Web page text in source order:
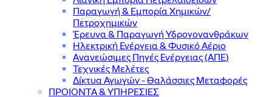
Παραγωγή & Εμπορία Χημικών/
Πετροχημικών
Έρευνα & Παραγωγή Υδρογονανθράκων
Ηλεκτρική Ενέργεια & Φυσικό Αέριο
Ανανεώσιμες Πηγές Ενέργειας (ΑΠΕ)
Τεχνικές Μελέτες
Δίκτυα Αγωγών - Θαλάσσιες Μεταφορές
ΠΡΟΙΟΝΤΑ & YΠΗΡΕΣΙΕΣ